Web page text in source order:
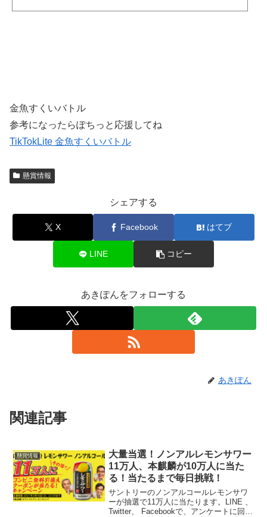
金魚すくいバトル
参考になったらぽちっと応援してね
TikTokLite 金魚すくいバトル
懸賞情報
シェアする
X Facebook はてブ
LINE コピー
あきぽんをフォローする
あきぽん
関連記事
懸賞情報
大量当選！ノンアルレモンサワー
11万人、本麒麟が10万人に当た
る！当たるまで毎日挑戦！
サントリーのノンアルコールレモンサワ
ーが抽選で11万人に当たります。LINE 、
Twitter、 Facebookで、アンケートに回答